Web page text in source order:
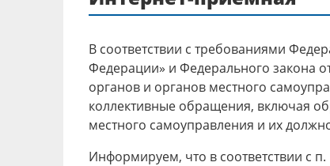
В соответствии с требованиями
Федерации» и Федерального закона
органов и органов местного
коллективные обращения, включая
местного самоуправления и их
Информируем, что в соответствии с